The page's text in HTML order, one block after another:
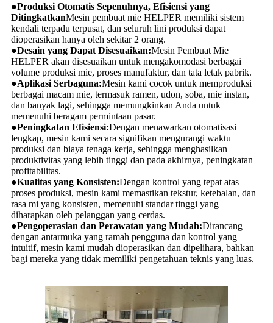
●Produksi Otomatis Sepenuhnya, Efisiensi yang
DitingkatkanMesin pembuat mie HELPER memiliki sistem
kendali terpadu terpusat, dan seluruh lini produksi dapat
dioperasikan hanya oleh sekitar 2 orang.
●Desain yang Dapat Disesuaikan:Mesin Pembuat Mie
HELPER akan disesuaikan untuk mengakomodasi berbagai
volume produksi mie, proses manufaktur, dan tata letak pabrik.
●Aplikasi Serbaguna:Mesin kami cocok untuk memproduksi
berbagai macam mie, termasuk ramen, udon, soba, mie instan,
dan banyak lagi, sehingga memungkinkan Anda untuk
memenuhi beragam permintaan pasar.
●Peningkatan Efisiensi:Dengan menawarkan otomatisasi
lengkap, mesin kami secara signifikan mengurangi waktu
produksi dan biaya tenaga kerja, sehingga menghasilkan
produktivitas yang lebih tinggi dan pada akhirnya, peningkatan
profitabilitas.
●Kualitas yang Konsisten:Dengan kontrol yang tepat atas
proses produksi, mesin kami memastikan tekstur, ketebalan, dan
rasa mi yang konsisten, memenuhi standar tinggi yang
diharapkan oleh pelanggan yang cerdas.
●Pengoperasian dan Perawatan yang Mudah:Dirancang
dengan antarmuka yang ramah pengguna dan kontrol yang
intuitif, mesin kami mudah dioperasikan dan dipelihara, bahkan
bagi mereka yang tidak memiliki pengetahuan teknis yang luas.